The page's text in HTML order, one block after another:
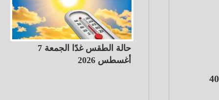
وأضاف التجار أن قفص الطماطم بسوق العبور تأرجح ما بين 120 و180 جنيهًا، والفلفل 8 جنيهات، والليمون 40
حالة الطقس غدًا الجمعة 7
أغسطس 2026